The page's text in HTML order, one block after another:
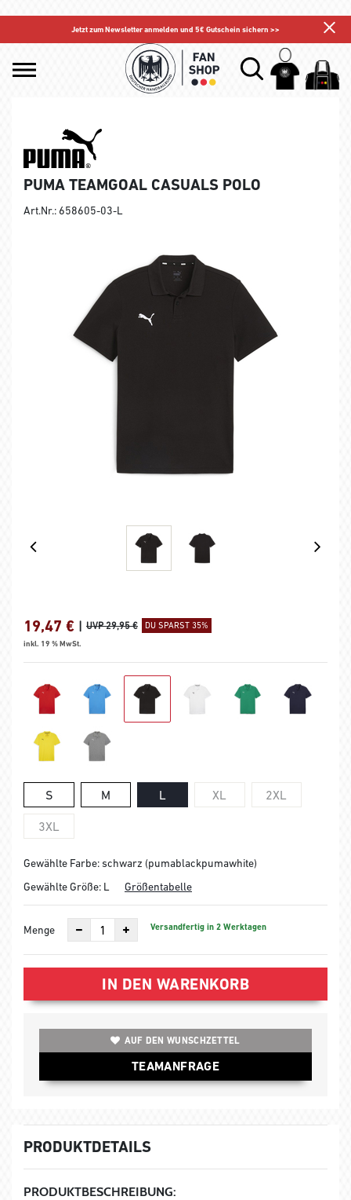
Jetzt zum Newsletter anmelden und 5€ Gutschein sichern >>
PUMA TEAMGOAL CASUALS POLO
Art.Nr.: 658605-03-L
19,47 € | UVP 29,95 € DU SPARST 35%
inkl. 19 % MwSt.
S M L XL 2XL
3XL
Gewählte Farbe: schwarz (pumablackpumawhite)
Gewählte Größe: L Größentabelle
Menge Versandfertig in 2 Werktagen
IN DEN WARENKORB
AUF DEN WUNSCHZETTEL
TEAMANFRAGE
PRODUKTDETAILS
PRODUKTBESCHREIBUNG: